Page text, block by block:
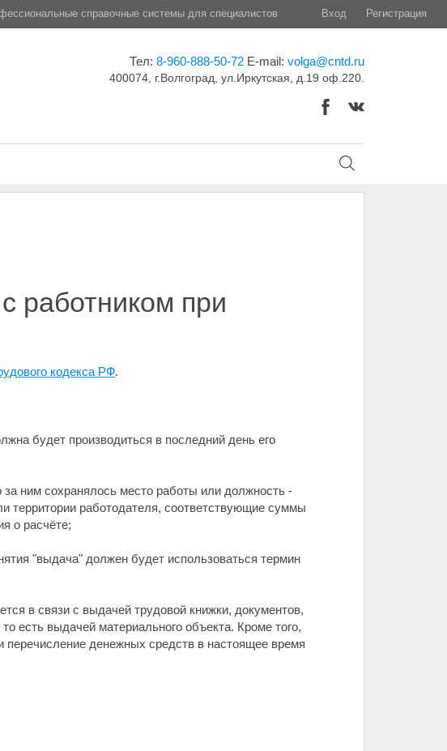
справочные системы для специалистов Вход Регистрация
Тел: 8-960-888-50-72 E-mail: volga@cntd.ru
400074, г.Волгоград, ул.Иркутская, д.19 оф.220.
работником при
кодекса РФ.
будет производиться в последний день его
ним сохранялось место работы или должность -
территории работодателя, соответствующие суммы
о расчёте;
"выдача" должен будет использоваться термин
в связи с выдачей трудовой книжки, документов,
есть выдачей материального объекта. Кроме того,
перечисление денежных средств в настоящее время